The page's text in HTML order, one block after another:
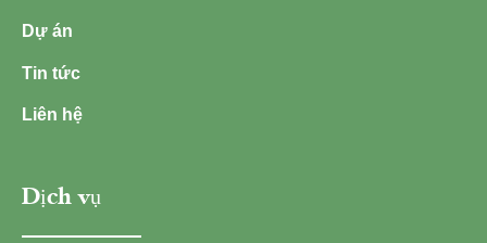
Dự án
Tin tức
Liên hệ
Dịch vụ